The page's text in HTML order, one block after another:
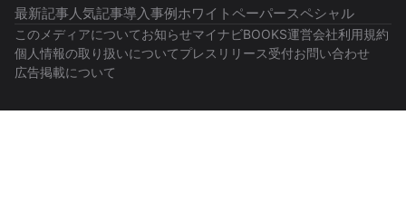
最新記事人気記事導入事例ホワイトペーパースペシャル
このメディアについてお知らせマイナビBOOKS運営会社利用規約
個人情報の取り扱いについてプレスリリース受付お問い合わせ
広告掲載について